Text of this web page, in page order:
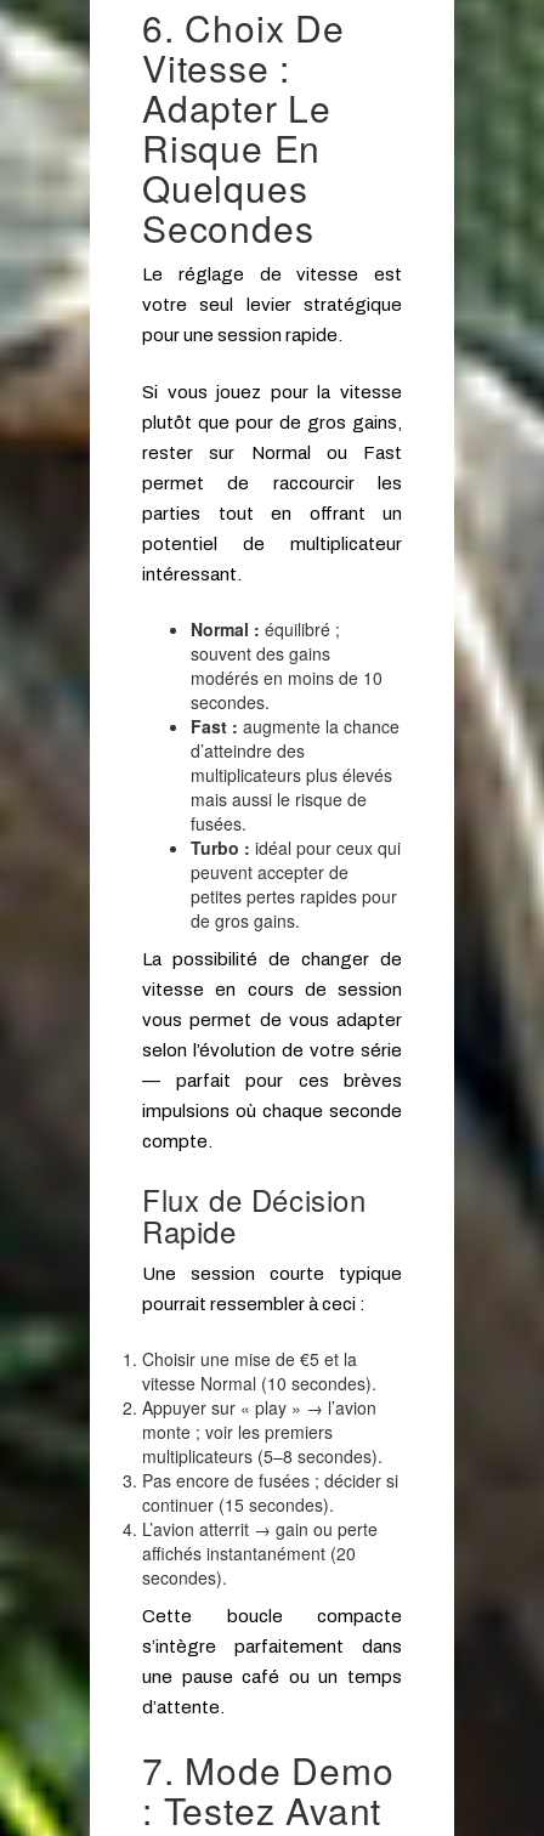
6. Choix De
Vitesse :
Adapter Le
Risque En
Quelques
Secondes
Le réglage de vitesse est
votre seul levier stratégique
pour une session rapide.
Si vous jouez pour la vitesse
plutôt que pour de gros gains,
rester sur Normal ou Fast
permet de raccourcir les
parties tout en offrant un
potentiel de multiplicateur
intéressant.
Normal : équilibré ;
souvent des gains
modérés en moins de 10
secondes.
Fast : augmente la chance
d’atteindre des
multiplicateurs plus élevés
mais aussi le risque de
fusées.
Turbo : idéal pour ceux qui
peuvent accepter de
petites pertes rapides pour
de gros gains.
La possibilité de changer de
vitesse en cours de session
vous permet de vous adapter
selon l’évolution de votre série
— parfait pour ces brèves
impulsions où chaque seconde
compte.
Flux de Décision
Rapide
Une session courte typique
pourrait ressembler à ceci :
Choisir une mise de €5 et la
vitesse Normal (10 secondes).
Appuyer sur « play » → l’avion
monte ; voir les premiers
multiplicateurs (5–8 secondes).
Pas encore de fusées ; décider si
continuer (15 secondes).
L’avion atterrit → gain ou perte
affichés instantanément (20
secondes).
Cette boucle compacte
s’intègre parfaitement dans
une pause café ou un temps
d’attente.
7. Mode Demo
: Testez Avant